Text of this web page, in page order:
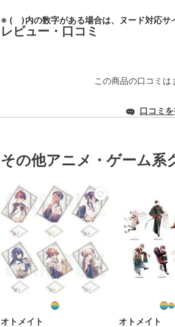
※ ( )内の数字がある場合は、ヌード対応サ
レビュー・口コミ
この商品の口コミは
口コミを
その他アニメ・ゲーム系
オトメイト オトメイト